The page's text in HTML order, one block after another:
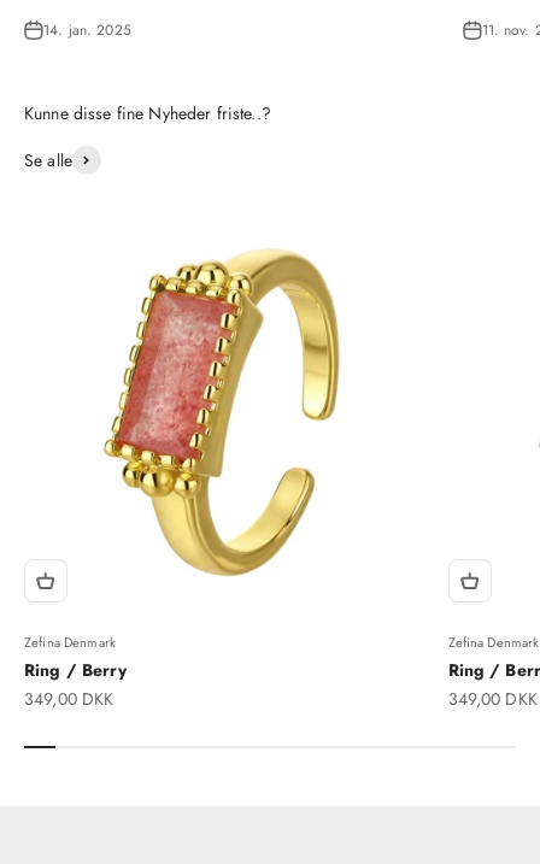
14. jan. 2025 11. nov.
Se alle
Zefina Denmark
Ring / Berry
Salgspris
349,00 DKK
Zefina Denmark
Ring /
Salgspris
349,00 DKK